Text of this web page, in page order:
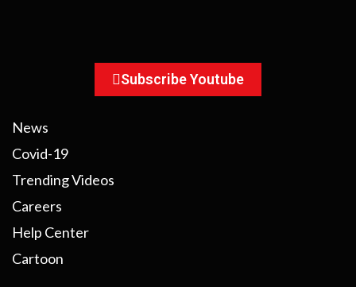
Subscribe Youtube
News
Covid-19
Trending Videos
Careers
Help Center
Cartoon